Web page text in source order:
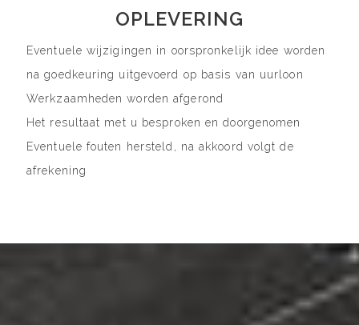
OPLEVERING
Eventuele wijzigingen in oorspronkelijk idee worden
na goedkeuring uitgevoerd op basis van uurloon
Werkzaamheden worden afgerond
Het resultaat met u besproken en doorgenomen
Eventuele fouten hersteld, na akkoord volgt de
afrekening